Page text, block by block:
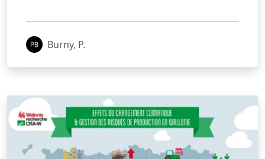
Burny, P.